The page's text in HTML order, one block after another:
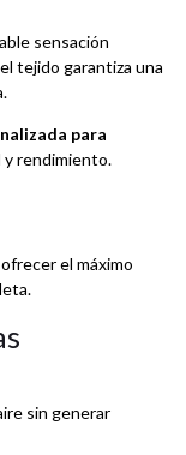
sensación
tejido garantiza una
para
y rendimiento.
el máximo
sin generar